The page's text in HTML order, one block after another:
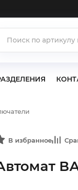
В избранное